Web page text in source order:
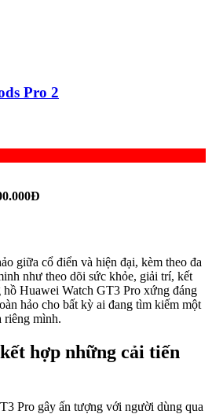
Pro 2
giữa cổ điển và hiện đại, kèm theo đa
như theo dõi sức khỏe, giải trí, kết
Huawei Watch GT3 Pro xứng đáng
hảo cho bất kỳ ai đang tìm kiếm một
riêng mình.
hợp những cải tiến
Pro gây ấn tượng với người dùng qua